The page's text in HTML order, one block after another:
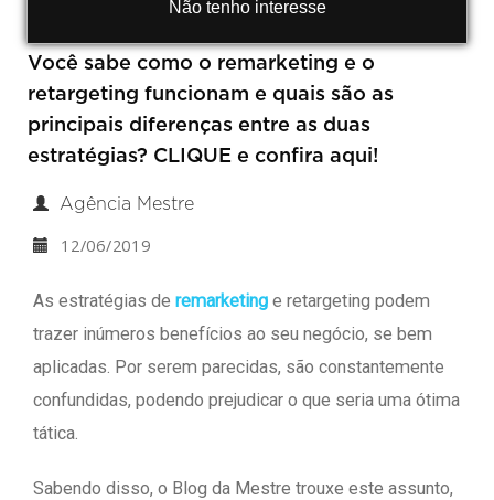
Não tenho interesse
Você sabe como o remarketing e o
retargeting funcionam e quais são as
principais diferenças entre as duas
estratégias? CLIQUE e confira aqui!
Agência Mestre
12/06/2019
As estratégias de remarketing e retargeting podem
trazer inúmeros benefícios ao seu negócio, se bem
aplicadas. Por serem parecidas, são constantemente
confundidas, podendo prejudicar o que seria uma ótima
tática.
Sabendo disso, o Blog da Mestre trouxe este assunto,